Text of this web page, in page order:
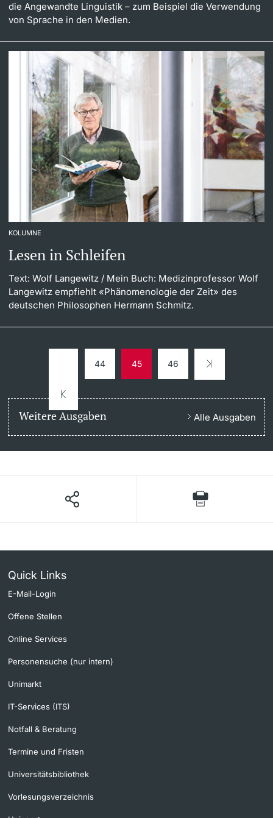
die Angewandte Linguistik – zum Beispiel die Verwendung
von Sprache in den Medien.
KOLUMNE
Lesen in Schleifen
Text: Wolf Langewitz / Mein Buch: Medizinprofessor Wolf
Langewitz empfiehlt «Phänomenologie der Zeit» des
deutschen Philosophen Hermann Schmitz.
44 45 46
Weitere Ausgaben Alle Ausgaben
Quick Links
E-Mail-Login
Offene Stellen
Online Services
Personensuche (nur intern)
Unimarkt
IT-Services (ITS)
Notfall & Beratung
Termine und Fristen
Universitätsbibliothek
Vorlesungsverzeichnis